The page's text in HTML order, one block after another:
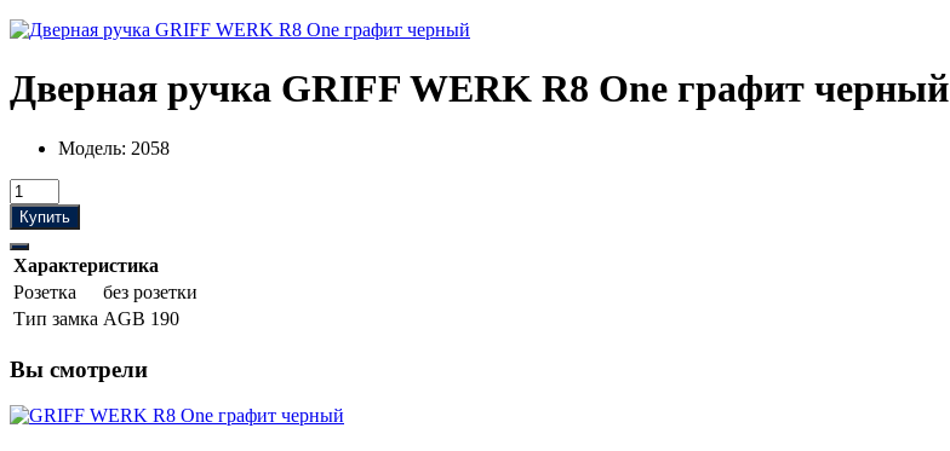
Дверная ручка GRIFF WERK R8 One графит черный
Модель: 2058
Купить
Характеристика
Розетка
без розетки
Тип замка AGB 190
Вы смотрели